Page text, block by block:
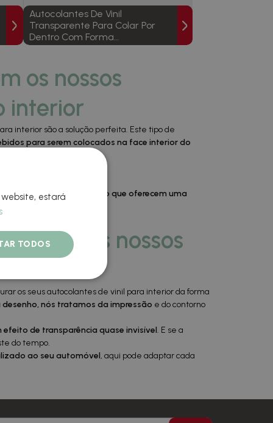
Autocolantes De Vinil
Transparente Para Colar Por
Dentro Com Forma
Personalizada
os nossos
interior
interior são a solução perfeita. Este tipo de
para serem colocados na face interior do
danos, ao mesmo tempo que oferecem uma
com os nossos
os seus autocolantes de vinil para interior da forma
nós tratamos da impressão e do contorno
de transparência quase invisível. E se a
do tempo.
ao seu automóvel, aqui pode adaptar cada
website, estará
TODOS